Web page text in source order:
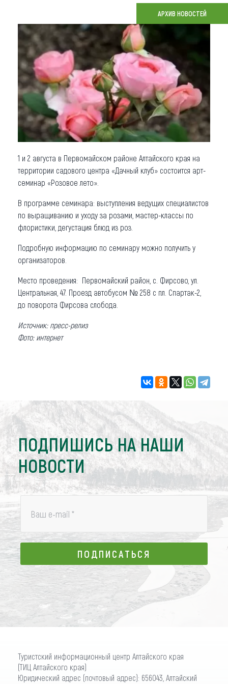
О регионе
Коллекция впечатлений
Другие рубрики
АРХИВ НОВОСТЕЙ
1 и 2 августа в Первомайском районе Алтайского края на
территории садового центра «Дачный клуб» состоится арт-
семинар «Розовое лето».
В программе семинара: выступления ведущих специалистов
по выращиванию и уходу за розами, мастер-классы по
флористики, дегустация блюд из роз.
Подробную информацию по семинару можно получить у
организаторов.
Место проведения: Первомайский район, с. Фирсово, ул.
Центральная, 47. Проезд автобусом № 258 с пл. Спартак-2,
до поворота Фирсова слобода.
Источник: пресс-релиз
Фото: интернет
ПОДПИШИСЬ НА НАШИ
НОВОСТИ
Ваш e-mail *
ПОДПИСАТЬСЯ
ПОДПИСАТЬСЯ
Туристский информационный центр Алтайского края
(ТИЦ Алтайского края)
Юридический адрес (почтовый адрес): 656043, Алтайский